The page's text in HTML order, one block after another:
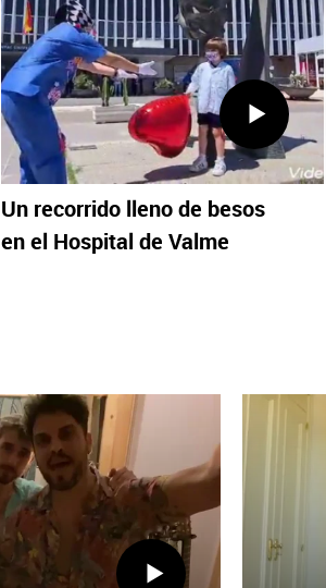
Un recorrido lleno de besos
en el Hospital de Valme